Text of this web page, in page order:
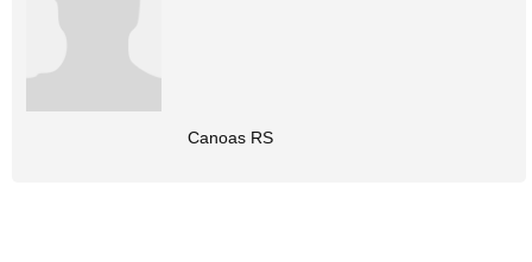
Canoas RS